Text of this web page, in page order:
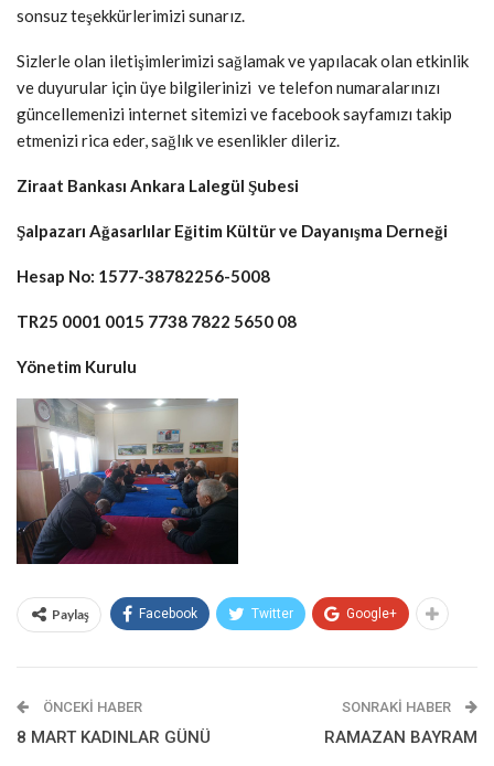
sonsuz teşekkürlerimizi sunarız.
Sizlerle olan iletişimlerimizi sağlamak ve yapılacak olan etkinlik
ve duyurular için üye bilgilerinizi ve telefon numaralarınızı
güncellemenizi internet sitemizi ve facebook sayfamızı takip
etmenizi rica eder, sağlık ve esenlikler dileriz.
Ziraat Bankası Ankara Lalegül Şubesi
Şalpazarı Ağasarlılar Eğitim Kültür ve Dayanışma Derneği
Hesap No: 1577-38782256-5008
TR25 0001 0015 7738 7822 5650 08
Yönetim Kurulu
Paylaş Facebook Twitter Google+
ÖNCEKI HABER
8 MART KADINLAR GÜNÜ
SONRAKI HABER
RAMAZAN BAYRAM